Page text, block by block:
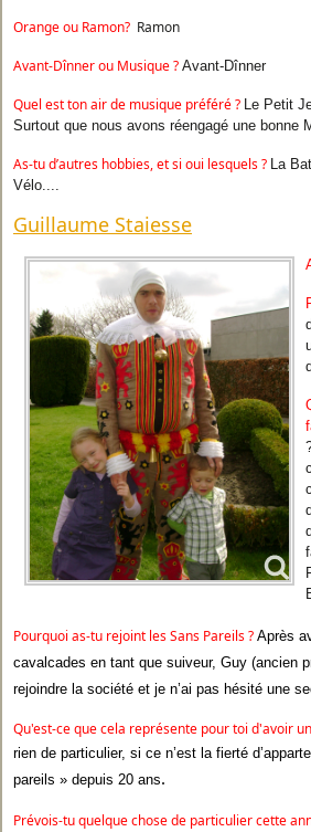
Orange ou Ramon? Ramon
Avant-Dînner ou Musique? Avant-Dînner
Quel est ton air de musique préféré ? Le Petit
Surtout que nous avons réengagé une bonne
As-tu d’autres hobbies, et si oui lesquels ? La
Vélo....
Guillaume Staiesse
Pourquoi as-tu rejoint les Sans Pareils ? Après
cavalcades en tant que suiveur, Guy (ancien
rejoindre la société et je n’ai pas hésité une
Qu'est-ce que cela représente pour toi d'avoir
rien de particulier, si ce n’est la fierté
pareils » depuis 20 ans.
Prévois-tu quelque chose de particulier cette